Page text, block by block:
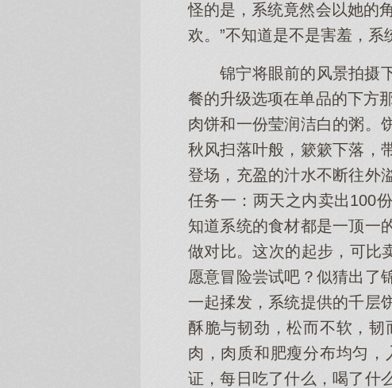
怪的是，系统竟然会以她的
欢。”不知道是不是害羞，系
锦宁将眼前的风景拍摄
餐的升级选项在单品的下方
肉饼和一份莹润洁白的粥。
秋风扫落叶般，簌簌下落，
登场，充盈的汁水不断往外
任务一：两天之内卖出100
知道系统的食材都是一顶一
做对比。这次的起步，可比
愿意冒险尝试吧？似猜出了
一起揉发，系统提供的千层
酥脆与韧劲，松而不软，
肉，肉质和肥瘦分布均匀
证，每日吃了什么，喝了什